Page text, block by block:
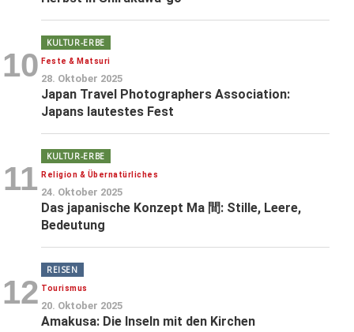
10
KULTUR-ERBE
Feste & Matsuri
28. Oktober 2025
Japan Travel Photographers Association:
Japans lautestes Fest
11
KULTUR-ERBE
Religion & Übernatürliches
24. Oktober 2025
Das japanische Konzept Ma 間: Stille, Leere,
Bedeutung
12
REISEN
Tourismus
20. Oktober 2025
Amakusa: Die Inseln mit den Kirchen